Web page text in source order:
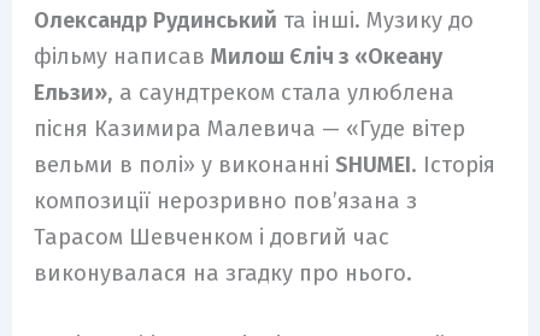
Олександр Рудинський та інші. Музику до
фільму написавМилош Єліч з «Океану
Ельзи», а саундтреком стала улюблена
пісня Казимира Малевича — «Гуде вітер
вельми в полі» у виконанніSHUMEI. Історія
композиції нерозривно пов’язана з
Тарасом Шевченком і довгий час
виконувалася на згадку про нього.